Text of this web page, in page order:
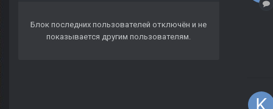
Блок последних пользователей отключён и не
показывается другим пользователям.